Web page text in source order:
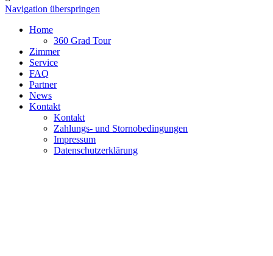
Navigation überspringen
Home
360 Grad Tour
Zimmer
Service
FAQ
Partner
News
Kontakt
Kontakt
Zahlungs- und Stornobedingungen
Impressum
Datenschutzerklärung